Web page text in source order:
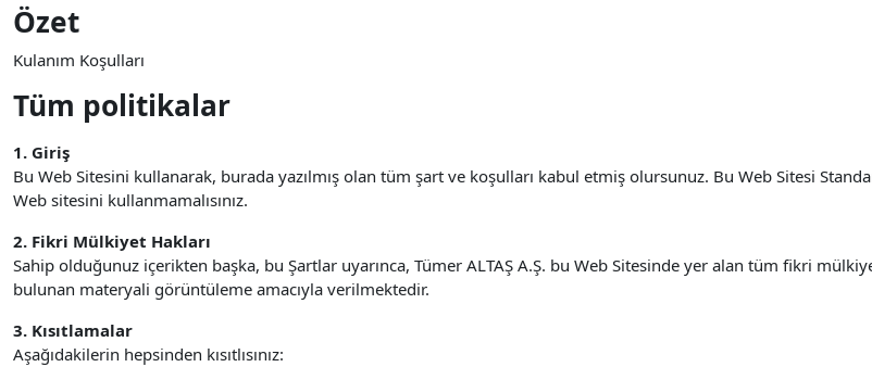
Özet
Kulanım Koşulları
Tüm politikalar
1. Giriş
Bu Web Sitesini kullanarak, burada yazılmış olan tüm şart ve koşulları kabul etmiş olursunuz. Bu Web Sitesi
Web sitesini kullanmamalısınız.
2. Fikri Mülkiyet Hakları
Sahip olduğunuz içerikten başka, bu Şartlar uyarınca, Tümer ALTAŞ A.Ş. bu Web Sitesinde yer alan tüm fikri
bulunan materyali görüntüleme amacıyla verilmektedir.
3. Kısıtlamalar
Aşağıdakilerin hepsinden kısıtlısınız: